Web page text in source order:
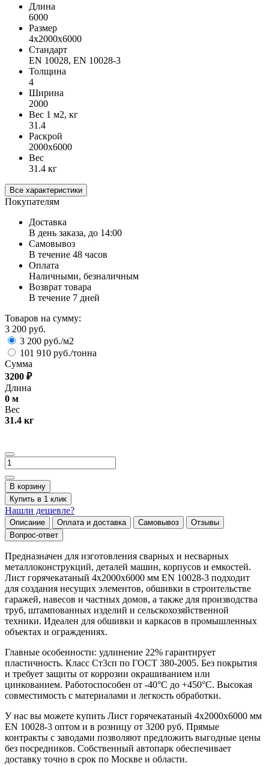
Длина
6000
Размер
4х2000х6000
Стандарт
EN 10028, EN 10028-3
Толщина
4
Ширина
2000
Вес 1 м2, кг
31.4
Раскрой
2000х6000
Вес
31.4 кг
Все характеристики
Покупателям
Доставка
В день заказа, до 14:00
Самовывоз
В течение 48 часов
Оплата
Наличными, безналичным
Возврат товара
В течение 7 дней
Товаров на сумму:
3 200 руб.
3 200 руб./м2
101 910 руб./тонна
Сумма
3200 ₽
Длина
0 м
Вес
31.4 кг
В корзину
Купить в 1 клик
Нашли дешевле?
Описание Оплата и доставка Самовывоз
Отзывы
Вопрос-ответ
Предназначен для изготовления сварных и несварных
металлоконструкций, деталей машин, корпусов и емкостей.
Лист горячекатаный 4х2000х6000 мм EN 10028-3 подходит
для создания несущих элементов, обшивки в строительстве
гаражей, навесов и частных домов, а также для производства
труб, штампованных изделий и сельскохозяйственной
техники. Идеален для обшивки и каркасов в промышленных
объектах и ограждениях.
Главные особенности: удлинение 22% гарантирует
пластичность. Класс Ст3сп по ГОСТ 380-2005. Без покрытия
и требует защиты от коррозии окрашиванием или
цинкованием. Работоспособен от -40°C до +450°C. Высокая
совместимость с материалами и легкость обработки.
У нас вы можете купить Лист горячекатаный 4х2000х6000 мм
EN 10028-3 оптом и в розницу от 3200 руб. Прямые
контракты с заводами позволяют предложить выгодные цены
без посредников. Собственный автопарк обеспечивает
доставку точно в срок по Москве и области.